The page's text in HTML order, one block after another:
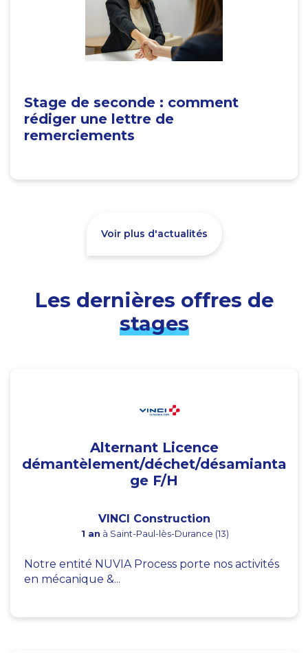
Stage de seconde : comment
rédiger une lettre de
remerciements
Voir plus d'actualités
Les dernières offres de
stages
Alternant Licence
démantèlement/déchet/désamianta
ge F/H
VINCI Construction
1 an à Saint-Paul-lès-Durance (13)
Notre entité NUVIA Process porte nos activités
en mécanique &...